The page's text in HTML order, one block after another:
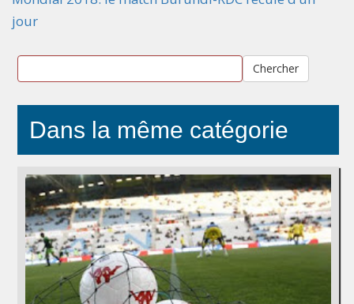
jour
Chercher
Dans la même catégorie